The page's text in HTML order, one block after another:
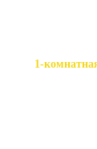
1-